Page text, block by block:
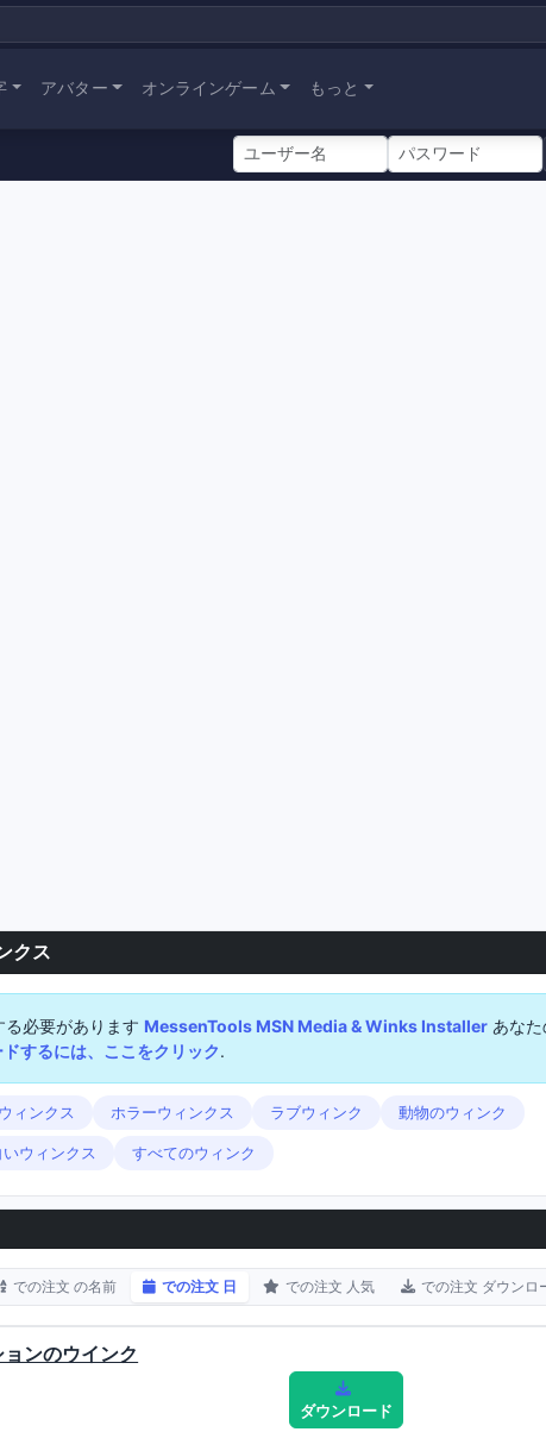
アバター オンラインゲーム もっと
クス
必要があります MessenTools MSN Media & Winks Installer あなた
するには、ここをクリック.
ィンクス ホラーウィンクス ラブウィンク 動物のウィンク
いウィンクス すべてのウィンク
での注文 の名前 での注文 日 での注文 人気 での注文 ダウンロ
ンのウインク
ダウンロード